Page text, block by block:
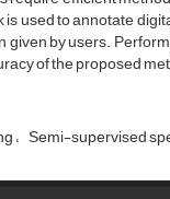
used to annotate
by users.
of the proposed
Semi-supervised